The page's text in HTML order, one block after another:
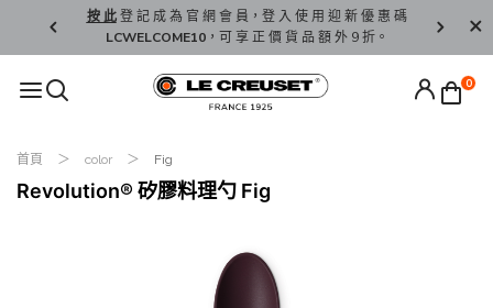
按 此登 記 成 為 官 網 會 員，登 入 使 用 迎 新 優 惠 碼
LCWELCOME10，可 享 正 價 貨 品 額 外 9 折。
香 港 / 澳
0
首頁 color Fig
Revolution® 矽膠料理勺 Fig